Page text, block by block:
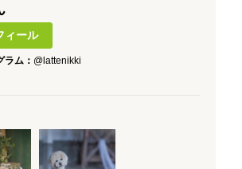
ィール
ラム： @lattenikki